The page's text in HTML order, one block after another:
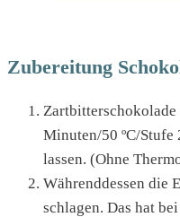
Zubereitung
Minuten/50 ºC/Stufe
lassen. (Ohne
Währenddessen die
schlagen. Das hat